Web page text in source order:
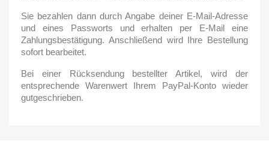
Sie bezahlen dann durch Angabe deiner E-Mail-Adresse
und eines Passworts und erhalten per E-Mail eine
Zahlungsbestätigung. Anschließend wird Ihre Bestellung
sofort bearbeitet.
Bei einer Rücksendung bestellter Artikel, wird der
entsprechende Warenwert Ihrem PayPal-Konto wieder
gutgeschrieben.